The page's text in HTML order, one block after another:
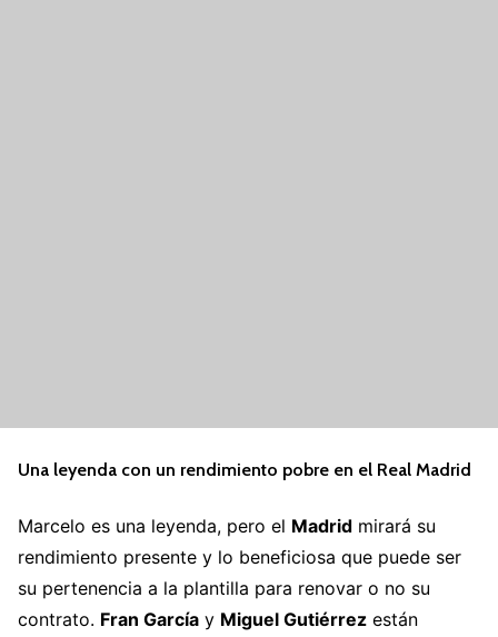
Una leyenda con un rendimiento pobre en el Real Madrid
Marcelo es una leyenda, pero el Madrid mirará su
rendimiento presente y lo beneficiosa que puede ser
su pertenencia a la plantilla para renovar o no su
contrato. Fran García y Miguel Gutiérrez están